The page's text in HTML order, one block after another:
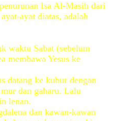
Isa Al-Masih dari
ayat diatas, adalah
waktu Sabat (sebelum
membawa Yesus ke
datang ke kubur dengan
dan gaharu. Lalu
lenan.
dan kawan-kawan